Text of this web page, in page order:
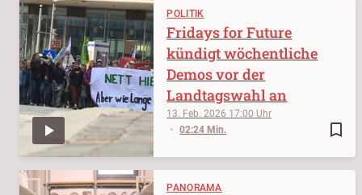
POLITIK
bookmark_border
13. Feb. 2026 17:00
02:24 Min.
Fridays for Future
kündigt wöchentliche
Demos vor der
Landtagswahl an
PANORAMA